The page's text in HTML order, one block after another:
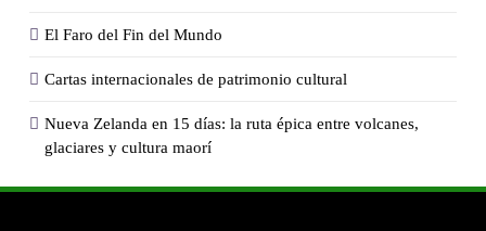
El Faro del Fin del Mundo
Cartas internacionales de patrimonio cultural
Nueva Zelanda en 15 días: la ruta épica entre volcanes,
glaciares y cultura maorí